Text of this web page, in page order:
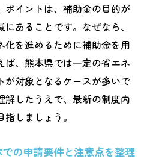
機器を導入するコツ
エコキュートを導入する
とエコキュート補助金の
金熊本活用で導入コスト
補助金一覧の見落としポ
ポイントは、補助金の目的が
あることです。なぜなら、
化を進めるために補助金を用
ば、熊本県では一定の省エネ
が対象となるケースが多いで
解したうえで、最新の制度内
しましょう。
の申請要件と注意点を整理